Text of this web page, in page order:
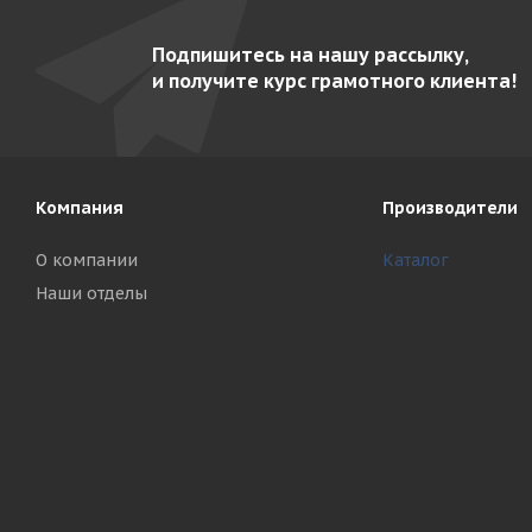
Подпишитесь на нашу рассылку,
и получите курс грамотного клиента!
Компания
О компании
Наши отделы
Производители
Каталог